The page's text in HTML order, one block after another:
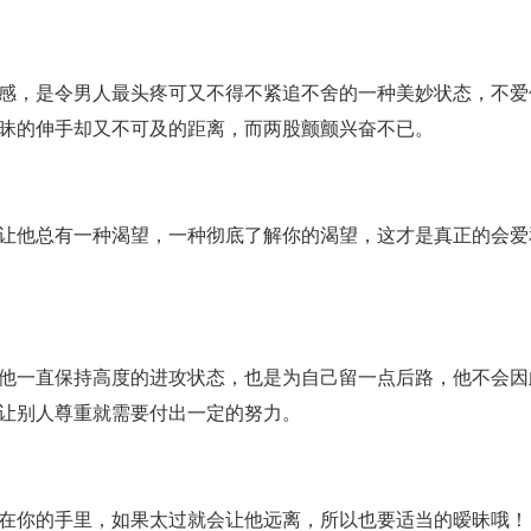
，是令男人最头疼可又不得不紧追不舍的一种美妙状态，不
伸手却又不可及的距离，而两股颤颤兴奋不已。
他总有一种渴望，一种彻底了解你的渴望，这才是真正的会
一直保持高度的进攻状态，也是为自己留一点后路，他不会
人尊重就需要付出一定的努力。
的手里，如果太过就会让他远离，所以也要适当的暧昧哦！